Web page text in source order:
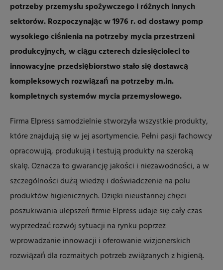
potrzeby przemysłu spożywczego i różnych innych
sektorów. Rozpoczynając w 1976 r. od dostawy pomp
wysokiego ciśnienia na potrzeby mycia przestrzeni
produkcyjnych, w ciągu czterech dziesięcioleci to
innowacyjne przedsiębiorstwo stało się dostawcą
kompleksowych rozwiązań na potrzeby m.in.
kompletnych systemów mycia przemysłowego.
Firma Elpress samodzielnie stworzyła wszystkie produkty,
które znajdują się w jej asortymencie. Pełni pasji fachowcy
opracowują, produkują i testują produkty na szeroką
skalę. Oznacza to gwarancję jakości i niezawodności, a w
szczególności dużą wiedzę i doświadczenie na polu
produktów higienicznych. Dzięki nieustannej chęci
poszukiwania ulepszeń firmie Elpress udaje się cały czas
wyprzedzać rozwój sytuacji na rynku poprzez
wprowadzanie innowacji i oferowanie wizjonerskich
rozwiązań dla rozmaitych potrzeb związanych z higieną.